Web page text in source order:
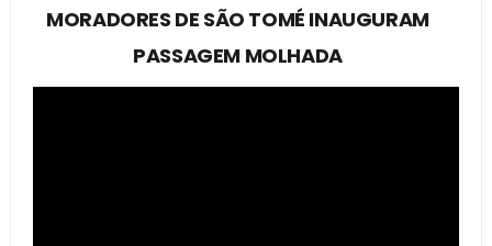
MORADORES DE SÃO TOMÉ INAUGURAM
PASSAGEM MOLHADA